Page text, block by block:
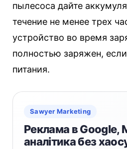
пылесоса дайте
течение не менее трех
устройство во время
полностью заряжен,
питания.
Sawyer Marketing
Реклама в Google,
аналітика без